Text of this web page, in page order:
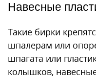
Навесные
Такие бирки
шпалерам или
шпагата или
колышков,